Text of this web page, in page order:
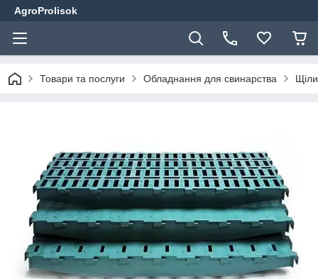
AgroProlisok
Товари та послуги Обладнання для свинарства